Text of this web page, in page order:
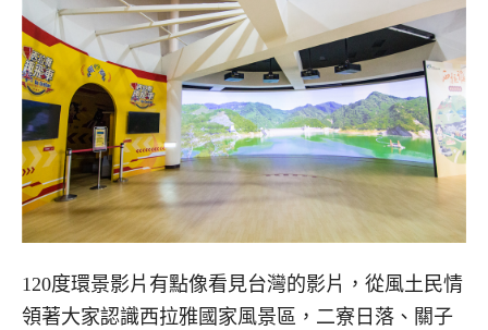
120度環景影片有點像看見台灣的影片，從風土民情
領著大家認識西拉雅國家風景區，二寮日落、關子